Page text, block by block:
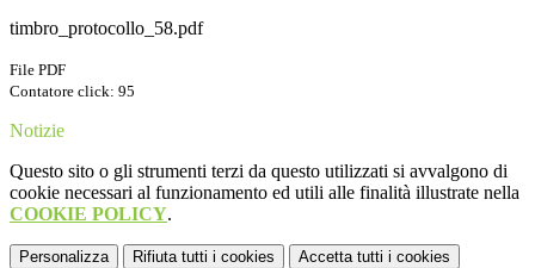
timbro_protocollo_58.pdf
File PDF
Contatore click: 95
Notizie
Questo sito o gli strumenti terzi da questo utilizzati si avvalgono di
cookie necessari al funzionamento ed utili alle finalità illustrate nella
COOKIE POLICY.
Personalizza Rifiuta tutti i cookies Accetta tutti i cookies